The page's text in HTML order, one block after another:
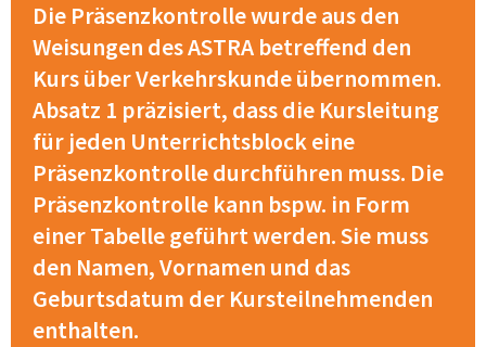
Die Präsenzkontrolle wurde aus den
Weisungen des ASTRA betreffend den
Kurs über Verkehrskunde übernommen.
Absatz 1 präzisiert, dass die Kursleitung
für jeden Unterrichtsblock eine
Präsenzkontrolle durchführen muss. Die
Präsenzkontrolle kann bspw. in Form
einer Tabelle geführt werden. Sie muss
den Namen, Vornamen und das
Geburtsdatum der Kursteilnehmenden
enthalten.